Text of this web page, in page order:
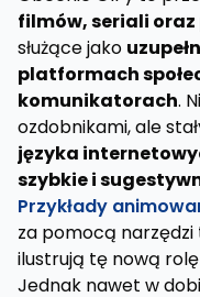
filmów, seriali
służące jako
platformach
komunikatorach.
ozdobnikami, ale
języka
szybkie i
Przykłady
za pomocą
ilustrują tę nową
Jednak nawet w